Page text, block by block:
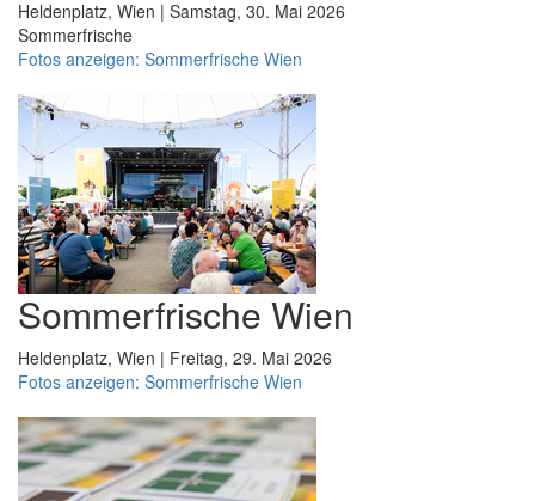
Heldenplatz, Wien | Samstag, 30. Mai 2026
Sommerfrische
Fotos anzeigen: Sommerfrische Wien
Sommerfrische Wien
Heldenplatz, Wien | Freitag, 29. Mai 2026
Fotos anzeigen: Sommerfrische Wien